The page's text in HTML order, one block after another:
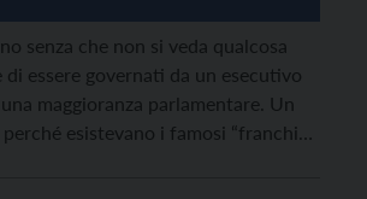
senza che non si veda qualcosa
essere governati da un esecutivo
maggioranza parlamentare. Un
esistevano i famosi “franchi